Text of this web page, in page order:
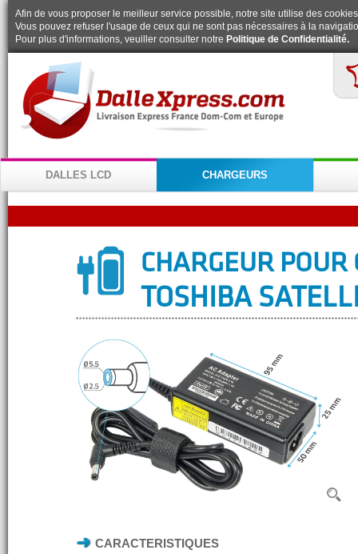
Afin de vous proposer le meilleur service possible, notre site utilise des
Vous pouvez refuser l'usage de ceux qui ne sont pas nécessaires à la
Pour plus d'informations, veuiller consulter notre Politique de Confidentialité.
DALLES LCD CHARGEURS
CHARGEUR
TOSHIBA
CARACTERISTIQUES